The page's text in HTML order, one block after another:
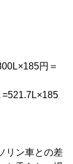
円＝
=521.7L×185
リン車との差